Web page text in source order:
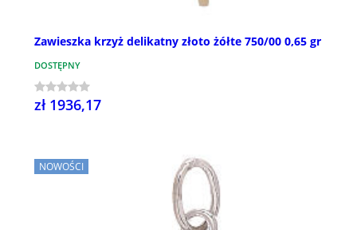
Zawieszka krzyż delikatny złoto żółte 750/00 0,65 gr
DOSTĘPNY
zł 1936,17
NOWOŚCI